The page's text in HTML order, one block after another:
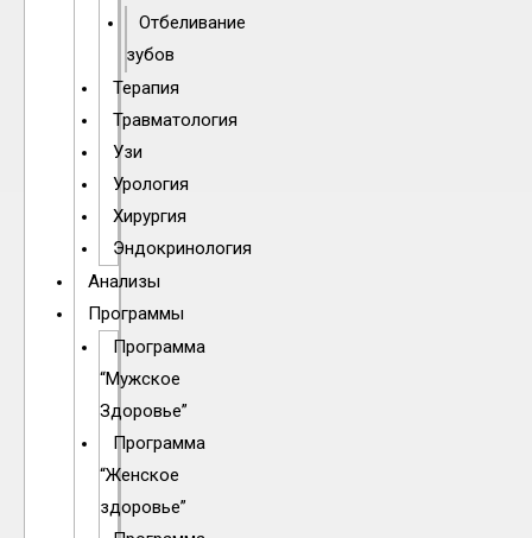
Отбеливание
зубов
Терапия
Травматология
Узи
Урология
Хирургия
Эндокринология
Анализы
Программы
Программа
“Мужское
Здоровье”
Программа
“Женское
здоровье”